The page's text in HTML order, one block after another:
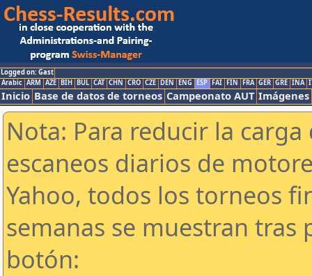
Logged on: Gast
Arabic ARM AZE BIH BUL CAT CHN CRO CZE DEN ENG ESP FAI FIN FRA GER GRE INA
Inicio Base de datos de torneos Campeonato AUT Imágenes
Nota: Para reducir la
escaneos diarios de
Yahoo, todos los torneos
semanas se muestran tras
botón: